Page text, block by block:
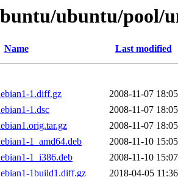
ubuntu/pool/
Name Last modified
1.diff.gz
2008-11-07 18:05
1.dsc
2008-11-07 18:05
2008-11-07 18:05
1_amd64.deb
2008-11-10 15:05
1_i386.deb
2008-11-10 15:07
1build1.diff.gz
2018-04-05 11:36